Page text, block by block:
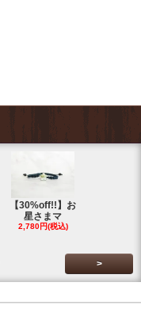
【30%off!!】お
星さまマ
2,780円(税込)
>